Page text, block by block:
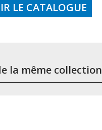
LE CATALOGUE
la même collection